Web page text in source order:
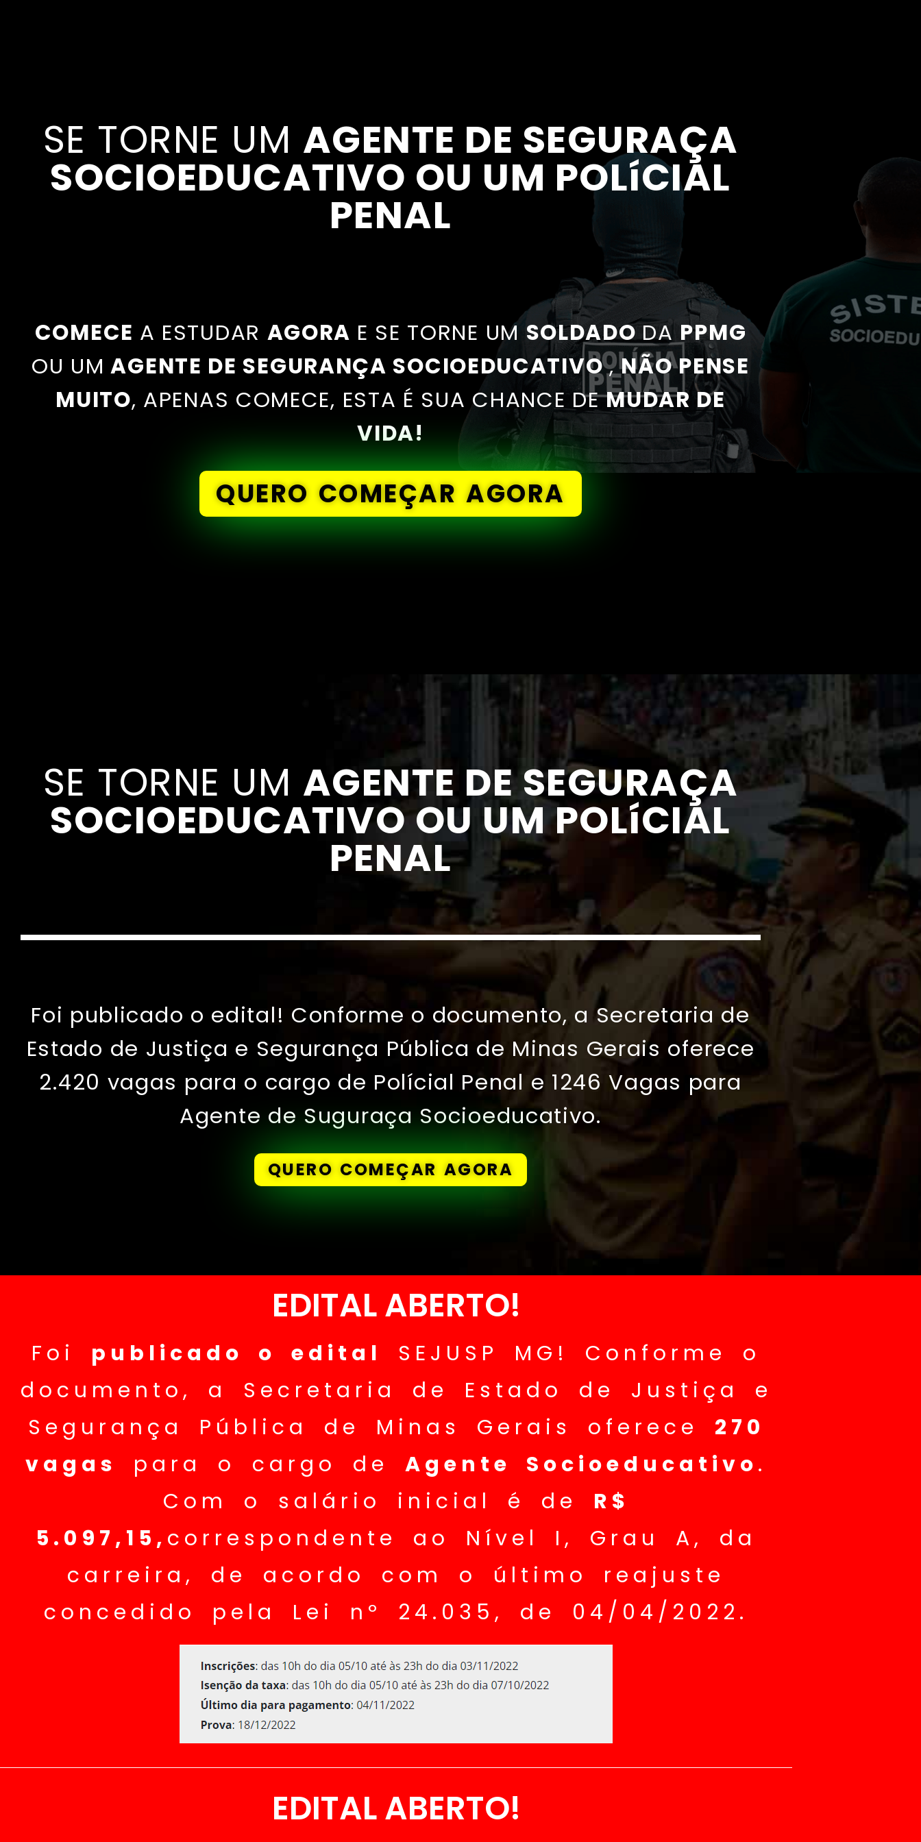
SE TORNE UM AGENTE DE SEGURAÇA
SOCIOEDUCATIVO OU UM POLíCIAL
PENAL
COMECE A ESTUDAR AGORA E SE TORNE UM SOLDADODA PPMG
OU UM AGENTE DE SEGURANÇA SOCIOEDUCATIVO,NÃO PENSE
MUITO, APENAS COMECE, ESTA É SUA CHANCE DEMUDAR DE
VIDA!
QUERO COMEÇAR AGORA
SE TORNE UM AGENTE DE SEGURAÇA
SOCIOEDUCATIVO OU UM POLíCIAL
PENAL
Foi publicado o edital! Conforme o documento, a Secretaria de
Estado de Justiça e Segurança Pública de Minas Gerais oferece
2.420 vagas para o cargo de Polícial Penal e 1246 Vagas para
Agente de Suguraça Socioeducativo.​
QUERO COMEÇAR AGORA
EDITAL ABERTO!
Foi publicado o edital
SEJUSP MG! Conforme o
documento, a Secretaria de Estado de Justiça e
Segurança Pública de Minas Gerais oferece 270
vagas
para o cargo de Agente Socioeducativo.
Com o salário inicial é de R$
5.097,15, correspondente ao Nível I, Grau A, da
carreira, de acordo com o último reajuste
concedido pela Lei nº 24.035, de 04/04/2022.
EDITAL ABERTO!